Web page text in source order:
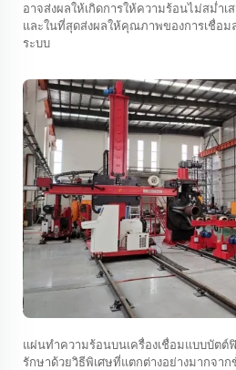
อาจส่งผลให้เกิดการให้ความร้อนไม่สม่ำ
และในที่สุดส่งผลให้คุณภาพของการเชื่อ
ระบบ
แผ่นทำความร้อนบนเครื่องเชื่อมแบบบัตต์
รักษาด้วยวิธีพิเศษที่แตกต่างอย่างมากจา